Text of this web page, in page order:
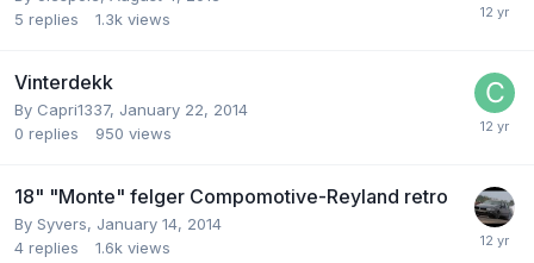
5 replies 1.3k views
Vinterdekk
By Capri1337, January 22, 2014
0 replies 950 views
18" "Monte" felger Compomotive-Reyland retro
By Syvers, January 14, 2014
4 replies 1.6k views